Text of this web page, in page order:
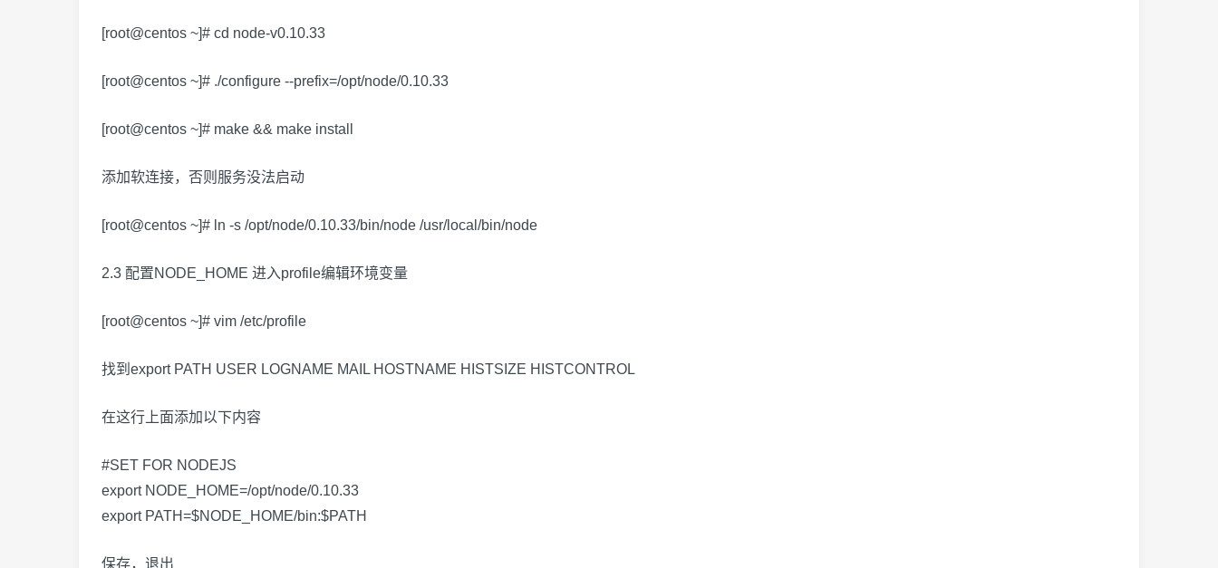
[root@centos ~]# cd node-v0.10.33
[root@centos ~]# ./configure --prefix=/opt/node/0.10.33
[root@centos ~]# make && make install
添加软连接，否则服务没法启动
[root@centos ~]# ln -s /opt/node/0.10.33/bin/node /usr/local/bin/node
2.3 配置NODE_HOME 进入profile编辑环境变量
[root@centos ~]# vim /etc/profile
找到export PATH USER LOGNAME MAIL HOSTNAME HISTSIZE HISTCONTROL
在这行上面添加以下内容
#SET FOR NODEJS
export NODE_HOME=/opt/node/0.10.33
export PATH=$NODE_HOME/bin:$PATH
保存，退出